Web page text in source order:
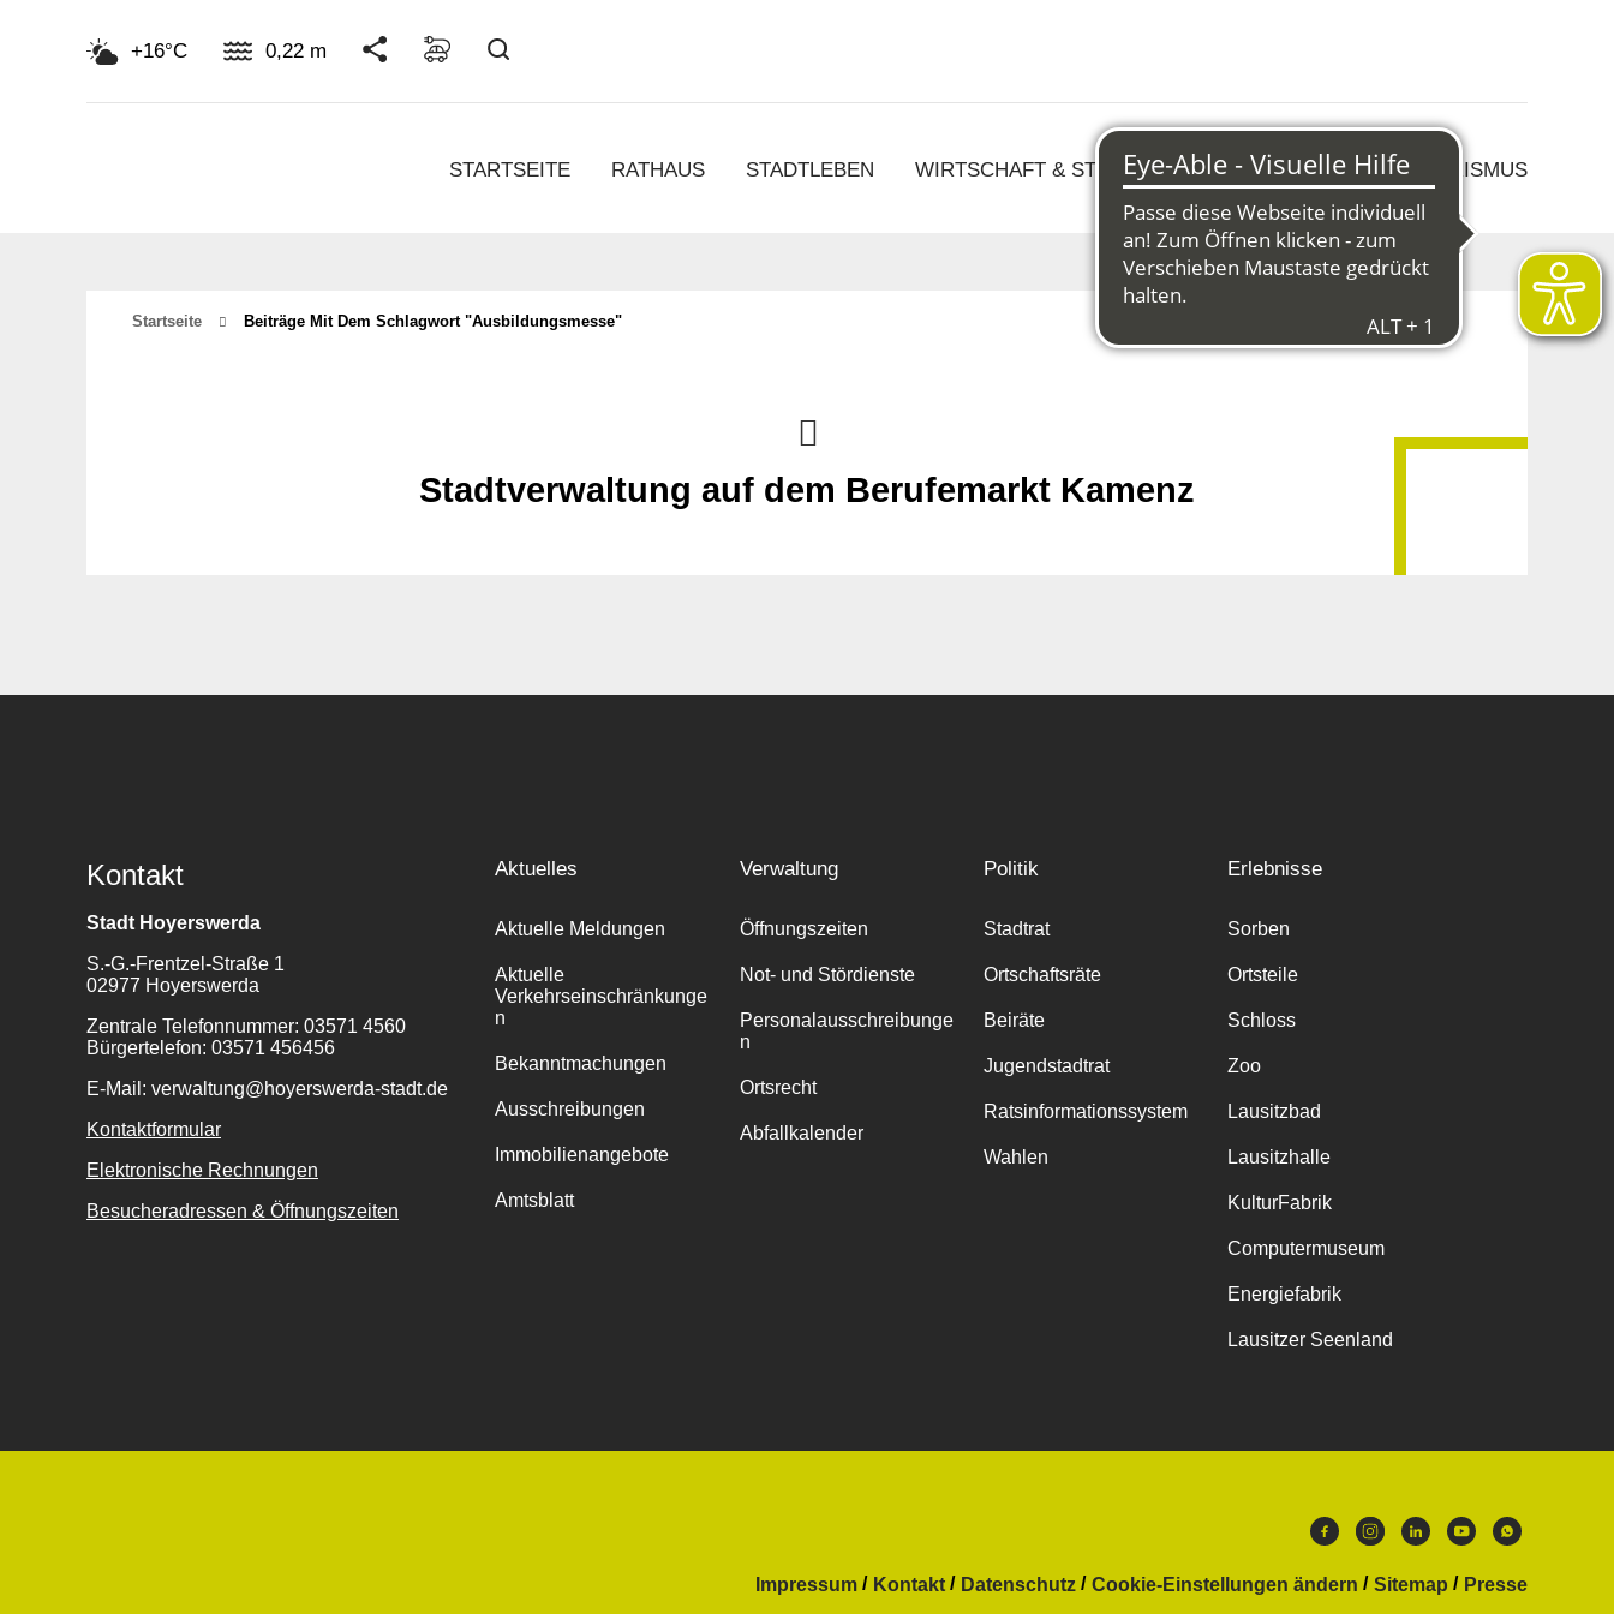
+16°C 0,22 m
STARTSEITE RATHAUS STADTLEBEN WIRTSCHAFT & STRUKTURWANDEL KULTUR & TOURISMUS
Startseite Beiträge Mit Dem Schlagwort "ausbildungsmesse"
Stadtverwaltung auf dem Berufemarkt Kamenz
Kontakt
Stadt Hoyerswerda
S.-G.-Frentzel-Straße 1
02977 Hoyerswerda
Zentrale Telefonnummer: 03571 4560
Bürgertelefon: 03571 456456
E-Mail: verwaltung@hoyerswerda-stadt.de
Kontaktformular
Elektronische Rechnungen
Besucheradressen & Öffnungszeiten
Aktuelles
Aktuelle Meldungen
Aktuelle
Verkehrseinschränkunge
n
Bekanntmachungen
Ausschreibungen
Immobilienangebote
Amtsblatt
Verwaltung
Öffnungszeiten
Not- und Stördienste
Personalausschreibunge
n
Ortsrecht
Abfallkalender
Politik
Stadtrat
Ortschaftsräte
Beiräte
Jugendstadtrat
Ratsinformationssystem
Wahlen
Erlebnisse
Sorben
Ortsteile
Schloss
Zoo
Lausitzbad
Lausitzhalle
KulturFabrik
Computermuseum
Energiefabrik
Lausitzer Seenland
Impressum Kontakt Datenschutz Cookie-Einstellungen ändern Sitemap
Presse